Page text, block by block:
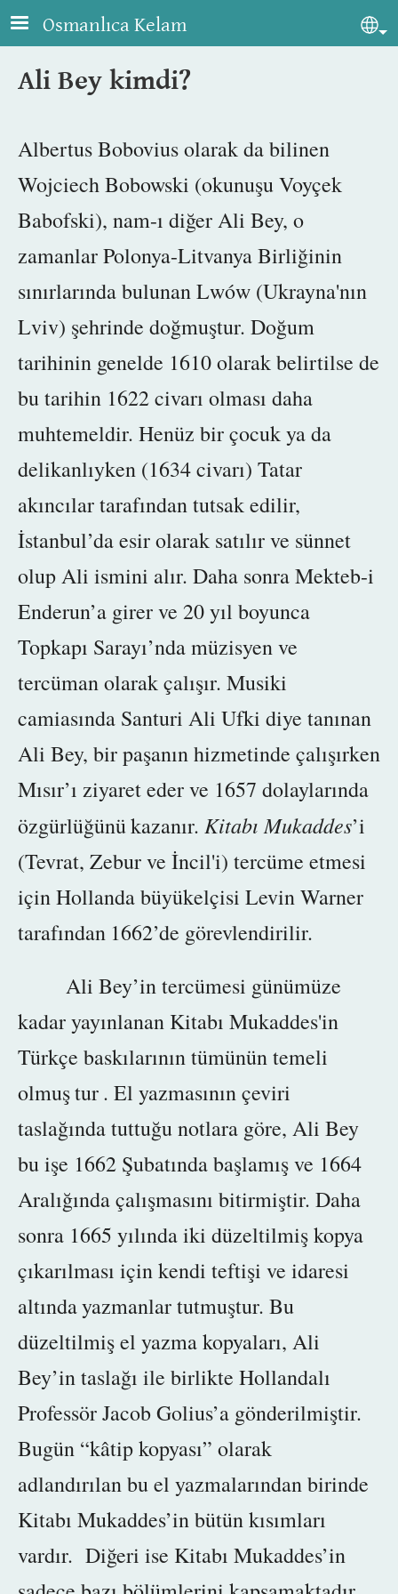
Skip to main content
Osmanlıca Kelam
Ali Bey kimdi?
Albertus Bobovius olarak da bilinen
Wojciech Bobowski (okunuşu Voyçek
Babofski), nam-ı diğer Ali Bey, o
zamanlar Polonya-Litvanya Birliğinin
sınırlarında bulunan Lwów (Ukrayna'nın
Lviv) şehrinde doğmuştur. Doğum
tarihinin genelde 1610 olarak belirtilse de
bu tarihin 1622 civarı olması daha
muhtemeldir. Henüz bir çocuk ya da
delikanlıyken (1634 civarı) Tatar
akıncılar tarafından tutsak edilir,
İstanbul’da esir olarak satılır ve sünnet
olupAli ismini alır. Daha sonraMekteb-i
Enderun’a girer ve 20 yıl boyunca
Topkapı Sarayı’nda müzisyen ve
tercüman olarak çalışır. Musiki
camiasında Santuri Ali Ufki diye tanınan
Ali Bey, bir paşanın hizmetinde çalışırken
Mısır’ı ziyaret eder ve 1657 dolaylarında
özgürlüğünükazanır. Kitabı Mukaddes’i
(Tevrat, Zebur ve İncil'i) tercüme etmesi
içinHollanda büyükelçisi Levin Warner
tarafından 1662’de görevlendirilir.
Ali Bey’in tercümesi günümüze
kadar yayınlanan Kitabı Mukaddes'in
Türkçe baskılarının tümünün temeli
olmuştur. El yazmasının çeviri
taslağında tuttuğu notlara göre, Ali Bey
bu işe 1662 Şubatında başlamış ve 1664
Aralığında çalışmasını bitirmiştir. Daha
sonra 1665 yılındaiki düzeltilmiş kopya
çıkarılması içinkendi teftişi ve idaresi
altındayazmanlar tutmuştur. Bu
düzeltilmiş el yazma kopyaları, Ali
Bey’in taslağı ile birlikte Hollandalı
Professör Jacob Golius’a gönderilmiştir.
Bugün “kâtip kopyası” olarak
adlandırılan bu el yazmalarından birinde
Kitabı Mukaddes’in bütün kısımları
vardır. Diğeri ise Kitabı Mukaddes’in